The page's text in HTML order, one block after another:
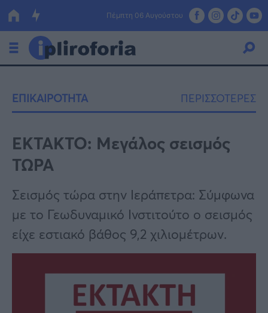
Πέμπτη 06 Αυγούστου
Οικονομία
Πολιτική
Τράπεζες
Επιδοτήσεις
ΕΣΠΑ
Κόσμος
Lifestyle
Αθλητικά
Υγεία
ΕΠΙΚΑΙΡΟΤΗΤΑ ΠΕΡΙΣΣΟΤΕΡΕΣ
ΕΚΤΑΚΤΟ: Μεγάλος σεισμός
ΤΩΡΑ
Σεισμός τώρα στην Ιεράπετρα: Σύμφωνα
με το Γεωδυναμικό Ινστιτούτο ο σεισμός
είχε εστιακό βάθος 9,2 χιλιομέτρων.